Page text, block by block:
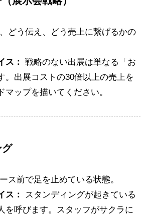
どう伝え、どう売上に繋げるかの
ス： 戦略のない出展は単なる「お
。出展コストの30倍以上の売上を
マップを描いてください。
グ
ス前で足を止めている状態。
ス：
スタンディングが起きている
を呼びます。スタッフがサクラに